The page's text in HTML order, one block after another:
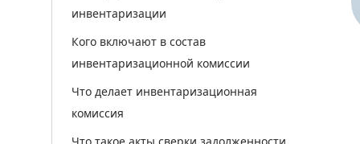
инвентаризации
Кого включают в состав
инвентаризационной комиссии
Что делает инвентаризационная
комиссия